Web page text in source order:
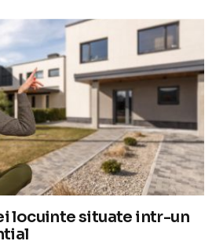
locuinte situate intr-un